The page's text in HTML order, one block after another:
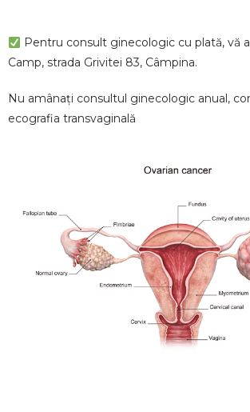
Pentru consult ginecologic cu plată, vă
Camp, strada Grivitei 83, Câmpina.
Nu amânați consultul ginecologic anual,
ecografia transvaginală